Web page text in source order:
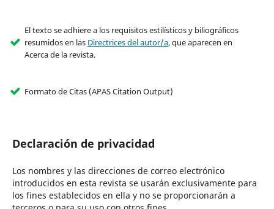
El texto se adhiere a los requisitos estilísticos y biliográficos
resumidos en las Directrices del autor/a, que aparecen en
Acerca de la revista.
Formato de Citas (APAS Citation Output)
Declaración de privacidad
Los nombres y las direcciones de correo electrónico
introducidos en esta revista se usarán exclusivamente para
los fines establecidos en ella y no se proporcionarán a